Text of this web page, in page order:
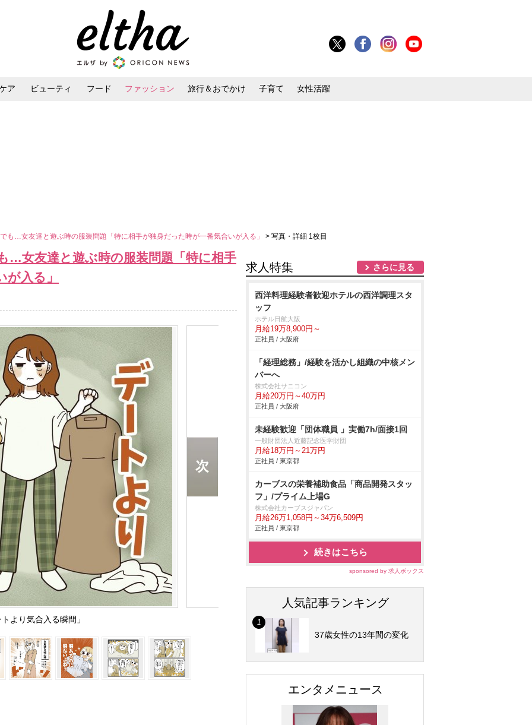
ア ビューティ フード ファッション 旅行＆おでかけ 子育て 女性活躍
も…女友達と遊ぶ時の服装問題「特に相手が独身だった時が一番気合いが入る」 > 写真・詳細 1枚目
…女友達と遊ぶ時の服装問題「特に相手
入る」
より気合入る瞬間」
求人特集 さらに見る
西洋料理経験者歓迎ホテルの西洋調理スタ
ッフ
ホテル日航大阪
月給19万8,900円～
正社員 / 大阪府
「経理総務」/経験を活かし組織の中核メン
バーへ
株式会社サニコン
月給20万円～40万円
正社員 / 大阪府
未経験歓迎「団体職員 」実働7h/面接1回
一般財団法人近藤記念医学財団
月給18万円～21万円
正社員 / 東京都
カーブスの栄養補助食品「商品開発スタッ
フ」/プライム上場G
株式会社カーブスジャパン
月給26万1,058円～34万6,509円
正社員 / 東京都
続きはこちら
sponsored by 求人ボックス
人気記事ランキング
37歳女性の13年間の変化
エンタメニュース